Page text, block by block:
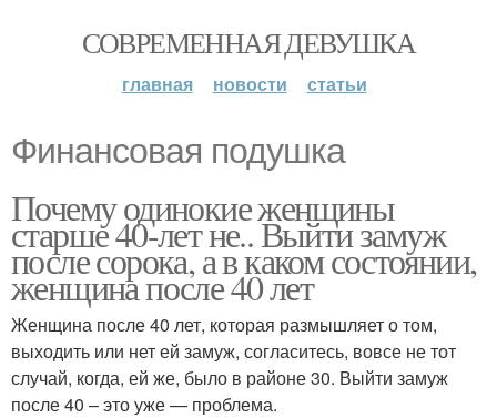
СОВРЕМЕННАЯ ДЕВУШКА
главная новости статьи
Финансовая подушка
Почему одинокие женщины
старше 40-лет не.. Выйти замуж
после сорока, а в каком состоянии,
женщина после 40 лет
Женщина после 40 лет, которая размышляет о том,
выходить или нет ей замуж, согласитесь, вовсе не тот
случай, когда, ей же, было в районе 30. Выйти замуж
после 40 – это уже — проблема.